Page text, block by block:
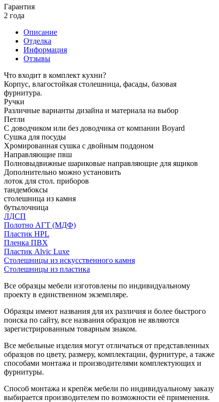
Гарантия
2 года
Описание
Отделка
Информация
Отзывы
Что входит в комплект кухни?
Корпус, влагостойкая столешница, фасады, базовая
фурнитура.
Ручки
Различные варианты дизайна и материала на выбор
Петли
С доводчиком или без доводчика от компании Boyard
Сушка для посуды
Хромированная сушка с двойным поддоном
Направляющие пвш
Полновыдвижные шариковые направляющие для ящиков
Дополнительно можно установить
лоток для стол. приборов
тандембоксы
столешница из камня
бутылочница
ЛДСП
Полотно АГТ (МДФ)
Пластик HPL
Пленка ПВХ
Пластик Alvic Luxe
Столешницы из искусственного камня
Столешницы из пластика
Все образцы мебели изготовлены по индивидуальному
проекту в единственном экземпляре.
Образцы имеют названия для их различия и более быстрого
поиска по сайту, все названия образцов не являются
зарегистрированным товарным знаком.
Все мебельные изделия могут отличаться от представленных
образцов по цвету, размеру, комплектации, фурнитуре, а также
способами монтажа и производителями комплектующих и
фурнитуры.
Способ монтажа и крепёж мебели по индивидуальному заказу
выбирается производителем по возможности её применения.